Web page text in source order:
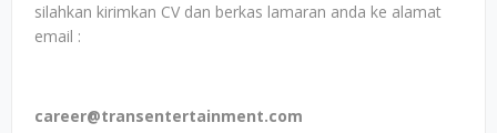
silahkan kirimkan CV dan berkas lamaran anda ke alamat
email :
career@transentertainment.com